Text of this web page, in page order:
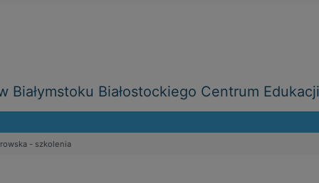
Białostockiego Centrum Edukacji
- szkolenia